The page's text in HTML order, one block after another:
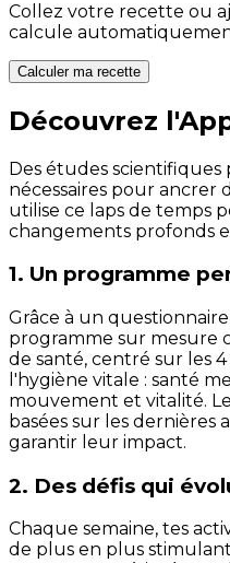
Collez votre recette ou
calcule
Calculer ma recette
Découvrez
Des études
nécessaires pour ancrer
utilise ce laps de temps
changements profonds
1. Un programme
Grâce à un
programme sur mesure
de santé, centré sur les
l'hygiène vitale : santé
mouvement et vitalité.
basées sur les dernières
garantir leur impact.
2. Des défis qui
Chaque semaine, tes
de plus en plus